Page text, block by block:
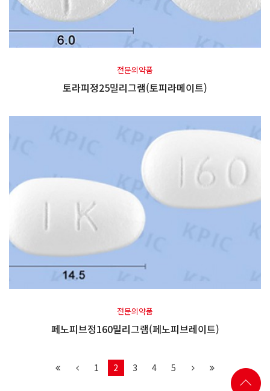
전문의약품
토라피정25밀리그램(토피라메이트)
전문의약품
페노피브정160밀리그램(페노피브레이트)
1 2 3 4 5